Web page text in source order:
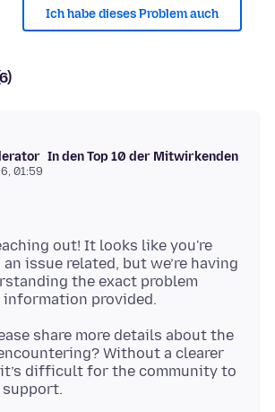
Ich habe dieses Problem auch
In den Top 10 der Mitwirkenden
01:59
out! It looks like you're
issue related, but we’re having
the exact problem
share more details about the
Without a clearer
difficult for the community to